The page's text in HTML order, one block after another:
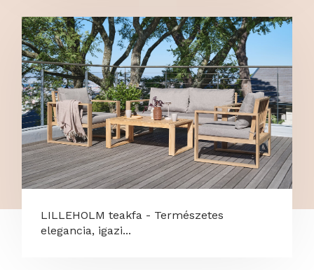
LILLEHOLM teakfa - Természetes
elegancia, igazi...